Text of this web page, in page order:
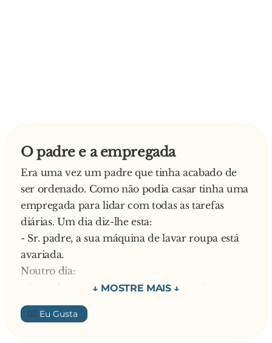
O padre e a empregada
Era uma vez um padre que tinha acabado de
ser ordenado. Como não podia casar tinha uma
empregada para lidar com todas as tarefas
diárias. Um dia diz-lhe esta:
- Sr. padre, a sua máquina de lavar roupa está
avariada.
Noutro dia:
- Sr. padre a sua televisão está estragada.
Farto de ouvir aquela conversa, um dia, o padre
diz:
- D. Maria, como não sou casado e moro
👍🏼